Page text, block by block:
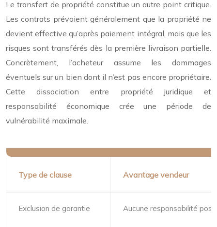
Le transfert de propriété constitue un autre point critique.
Les contrats prévoient généralement que la propriété ne
devient effective qu’après paiement intégral, mais que les
risques sont transférés dès la première livraison partielle.
Concrètement, l’acheteur assume les dommages
éventuels sur un bien dont il n’est pas encore propriétaire.
Cette dissociation entre propriété juridique et
responsabilité économique crée une période de
vulnérabilité maximale.
Type de clause Avantage vendeur
Exclusion de garantie Aucune responsabilité